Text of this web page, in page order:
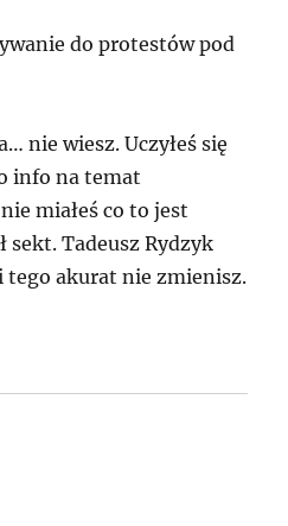
do protestów pod
nie wiesz. Uczyłeś się
info na temat
miałeś co to jest
sekt. Tadeusz Rydzyk
tego akurat nie zmienisz.